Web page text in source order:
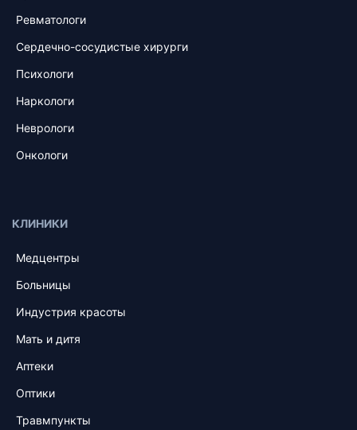
Ревматологи
Сердечно-сосудистые хирурги
Психологи
Наркологи
Неврологи
Онкологи
КЛИНИКИ
Медцентры
Больницы
Индустрия красоты
Мать и дитя
Аптеки
Оптики
Травмпункты